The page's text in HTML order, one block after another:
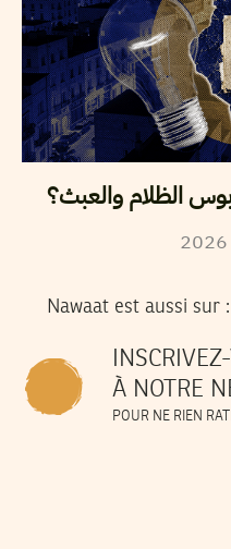
الظلام والعبث؟
2026
Nawaat est aussi sur :
À NOTRE
POUR NE RIEN